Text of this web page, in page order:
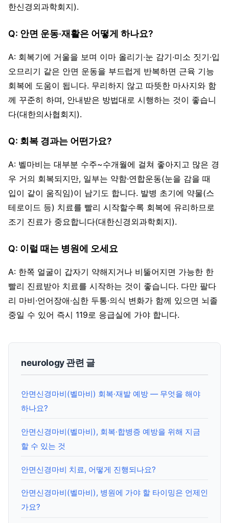
한신경외과학회지).
Q: 안면 운동·재활은 어떻게 하나요?
A: 회복기에 거울을 보며 이마 올리기·눈 감기·미소 짓기·입
오므리기 같은 안면 운동을 부드럽게 반복하면 근육 기능
회복에 도움이 됩니다. 무리하지 않고 따뜻한 마사지와 함
께 꾸준히 하며, 안내받은 방법대로 시행하는 것이 좋습니
다(대한의사협회지).
Q: 회복 경과는 어떤가요?
A: 벨마비는 대부분 수주~수개월에 걸쳐 좋아지고 많은 경
우 거의 회복되지만, 일부는 약함·연합운동(눈을 감을 때
입이 같이 움직임)이 남기도 합니다. 발병 초기에 약물(스
테로이드 등) 치료를 빨리 시작할수록 회복에 유리하므로
조기 진료가 중요합니다(대한신경외과학회지).
Q: 이럴 때는 병원에 오세요
A: 한쪽 얼굴이 갑자기 약해지거나 비뚤어지면 가능한 한
빨리 진료받아 치료를 시작하는 것이 좋습니다. 다만 팔다
리 마비·언어장애·심한 두통·의식 변화가 함께 있으면 뇌졸
중일 수 있어 즉시 119로 응급실에 가야 합니다.
neurology 관련 글
안면신경마비(벨마비) 회복·재발 예방 — 무엇을 해야
하나요?
안면신경마비(벨마비), 회복·합병증 예방을 위해 지금
할 수 있는 것
안면신경마비 치료, 어떻게 진행되나요?
안면신경마비(벨마비), 병원에 가야 할 타이밍은 언제인
가요?